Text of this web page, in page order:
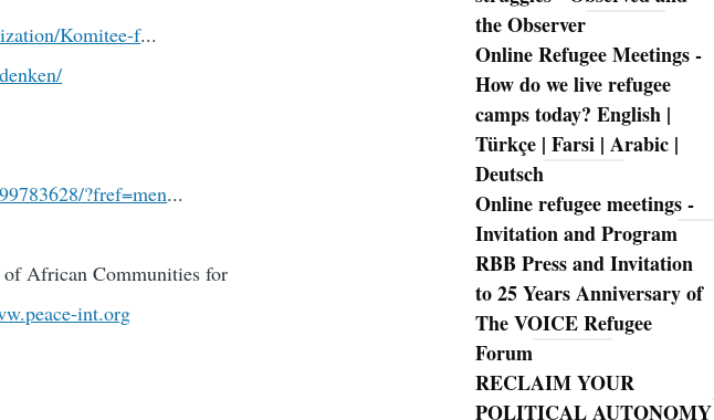
Komitee-f...
?fref=men...
of African Communities for
int.org
the Observer
Online Refugee Meetings -
How do we live refugee
camps today? English |
Türkçe | Farsi | Arabic |
Deutsch
Online refugee meetings -
Invitation and Program
RBB Press and Invitation
to 25 Years Anniversary of
The VOICE Refugee
Forum
RECLAIM YOUR
POLITICAL AUTONOMY